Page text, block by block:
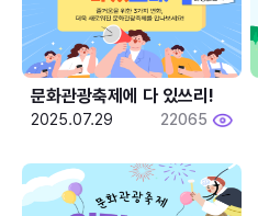
문화관광축제에 다 있쓰리!
2025.07.29 22065